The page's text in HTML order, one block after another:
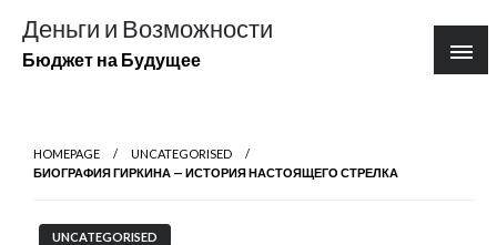
содержимому
Деньги и Возможности
Бюджет на Будущее
HOMEPAGE
UNCATEGORISED
БИОГРАФИЯ ГИРКИНА — ИСТОРИЯ НАСТОЯЩЕГО СТРЕЛКА
UNCATEGORISED